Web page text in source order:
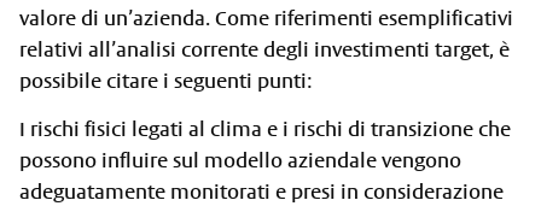
valore di un’azienda. Come riferimenti esemplificativi
relativi all’analisi corrente degli investimenti target, è
possibile citare i seguenti punti:
I rischi fisici legati al clima e i rischi di transizione che
possono influire sul modello aziendale vengono
adeguatamente monitorati e presi in considerazione